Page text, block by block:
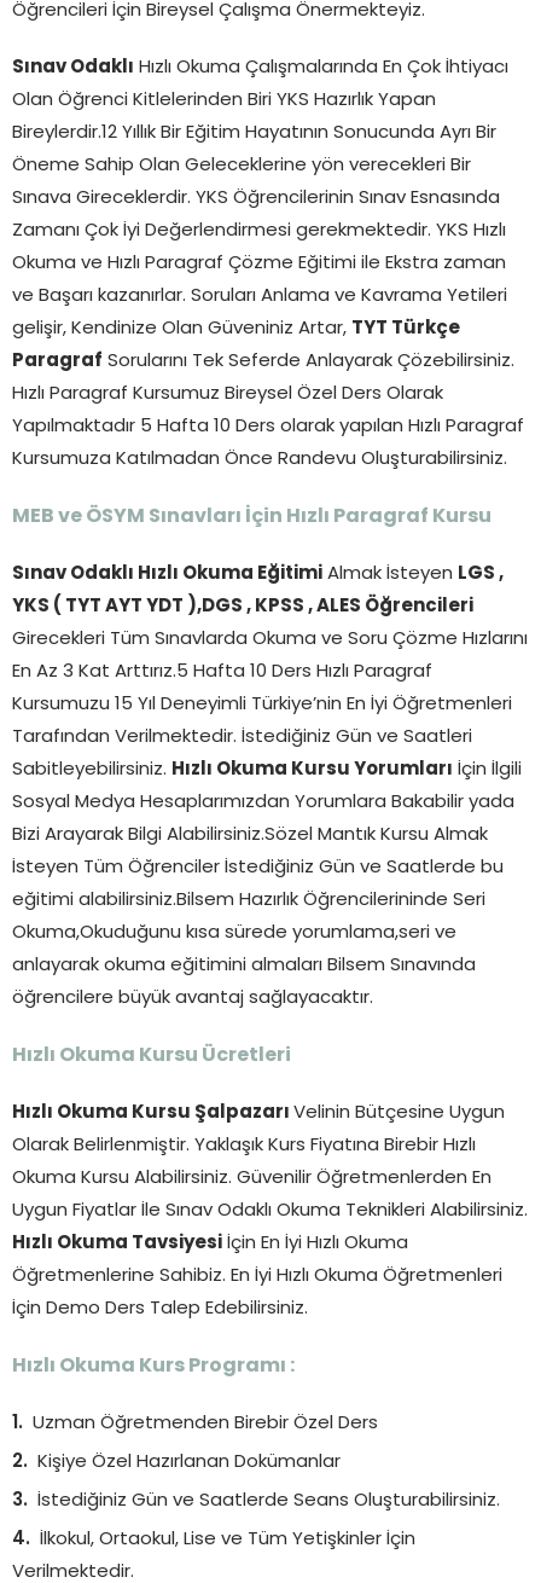
Öğrencileri İçin Bireysel Çalışma Önermekteyiz.
Sınav Odaklı
Hızlı Okuma Çalışmalarında En Çok İhtiyacı
Olan Öğrenci Kitlelerinden Biri YKS Hazırlık Yapan
Bireylerdir.12 Yıllık Bir Eğitim Hayatının Sonucunda Ayrı Bir
Öneme Sahip Olan Geleceklerine yön verecekleri Bir
Sınava Gireceklerdir. YKS Öğrencilerinin Sınav Esnasında
Zamanı Çok İyi Değerlendirmesi gerekmektedir. YKS Hızlı
Okuma ve Hızlı Paragraf Çözme Eğitimi ile Ekstra zaman
ve Başarı kazanırlar. Soruları Anlama ve Kavrama Yetileri
gelişir, Kendinize Olan Güveniniz Artar, TYT Türkçe
Paragraf Sorularını Tek Seferde Anlayarak Çözebilirsiniz.
Hızlı Paragraf Kursumuz Bireysel Özel Ders Olarak
Yapılmaktadır 5 Hafta 10 Ders olarak yapılan Hızlı Paragraf
Kursumuza Katılmadan Önce Randevu Oluşturabilirsiniz.
MEB ve ÖSYM Sınavları İçin Hızlı Paragraf Kursu
Sınav Odaklı Hızlı Okuma Eğitimi Almak İsteyen LGS ,
YKS ( TYT AYT YDT ),DGS , KPSS , ALES Öğrencileri
Girecekleri Tüm Sınavlarda Okuma ve Soru Çözme Hızlarını
En Az 3 Kat Arttırız.5 Hafta 10 Ders Hızlı Paragraf
Kursumuzu 15 Yıl Deneyimli Türkiye’nin En İyi Öğretmenleri
Tarafından Verilmektedir. İstediğiniz Gün ve Saatleri
Sabitleyebilirsiniz. Hızlı Okuma Kursu Yorumları
İçin İlgili
Sosyal Medya Hesaplarımızdan Yorumlara Bakabilir yada
Bizi Arayarak Bilgi Alabilirsiniz.Sözel Mantık Kursu Almak
İsteyen Tüm Öğrenciler İstediğiniz Gün ve Saatlerde bu
eğitimi alabilirsiniz.Bilsem Hazırlık Öğrencilerininde Seri
Okuma,Okuduğunu kısa sürede yorumlama,seri ve
anlayarak okuma eğitimini almaları Bilsem Sınavında
öğrencilere büyük avantaj sağlayacaktır.
Hızlı Okuma Kursu Ücretleri
Hızlı Okuma Kursu Şalpazarı Velinin Bütçesine Uygun
Olarak Belirlenmiştir. Yaklaşık Kurs Fiyatına Birebir Hızlı
Okuma Kursu Alabilirsiniz. Güvenilir Öğretmenlerden En
Uygun Fiyatlar İle Sınav Odaklı Okuma Teknikleri Alabilirsiniz.
Hızlı Okuma Tavsiyesi
İçin En İyi Hızlı Okuma
Öğretmenlerine Sahibiz. En İyi Hızlı Okuma Öğretmenleri
İçin Demo Ders Talep Edebilirsiniz.
Hızlı Okuma Kurs Programı :
Uzman Öğretmenden Birebir Özel Ders
Kişiye Özel Hazırlanan Dokümanlar
İstediğiniz Gün ve Saatlerde Seans Oluşturabilirsiniz.
İlkokul, Ortaokul, Lise ve Tüm Yetişkinler İçin
Verilmektedir.